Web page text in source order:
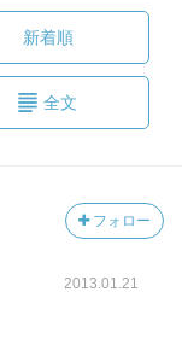
新着順
全文
フォロー
2013.01.21